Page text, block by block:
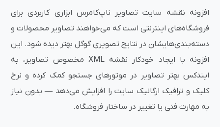
افزونه نقشه سایت تصاویر ناپ‌کامرس ابزاری کاربردی برای
فروشگاه‌های اینترنتی است که می‌خواهند تصاویر محصولات و
دسته‌بندی‌هایشان در نتایج تصویری گوگل بهتر دیده شود. این
افزونه با ایجاد خودکار نقشه XML مخصوص تصاویر، به
ایندکس بهتر تصاویر در موتورهای جستجو کمک کرده و نرخ
کلیک و ترافیک ارگانیک سایت را افزایش می‌دهد — بدون نیاز
به مهارت فنی یا تغییر در ساختار فروشگاه.